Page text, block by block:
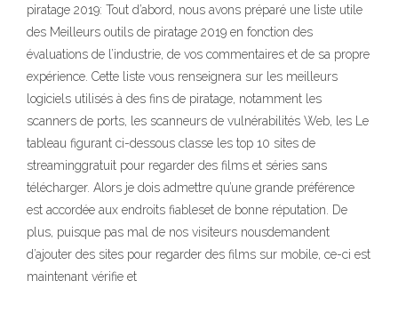
piratage 2019: Tout d’abord, nous avons préparé une liste utile
des Meilleurs outils de piratage 2019 en fonction des
évaluations de l’industrie, de vos commentaires et de sa propre
expérience. Cette liste vous renseignera sur les meilleurs
logiciels utilisés à des fins de piratage, notamment les
scanners de ports, les scanneurs de vulnérabilités Web, les Le
tableau figurant ci-dessous classe les top 10 sites de
streaminggratuit pour regarder des films et séries sans
télécharger. Alors je dois admettre qu’une grande préférence
est accordée aux endroits fiableset de bonne réputation. De
plus, puisque pas mal de nos visiteurs nousdemandent
d’ajouter des sites pour regarder des films sur mobile, ce-ci est
maintenant vérifie et